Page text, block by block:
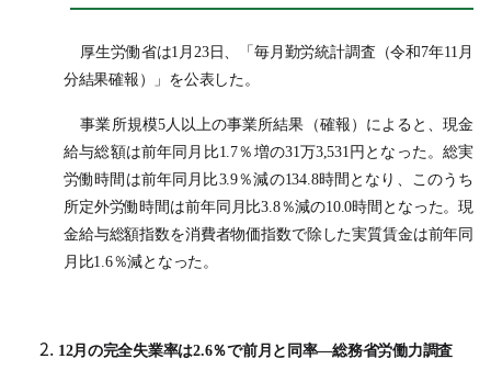
厚生労働省は1月23日、「毎月勤労統計調査（令和7年11月
分結果確報）」を公表した。
事業所規模5人以上の事業所結果（確報）によると、現金
給与総額は前年同月比1.7％増の31万3,531円となった。総実
労働時間は前年同月比3.9％減の134.8時間となり、このうち
所定外労働時間は前年同月比3.8％減の10.0時間となった。現
金給与総額指数を消費者物価指数で除した実質賃金は前年同
月比1.6％減となった。
12月の完全失業率は2.6％で前月と同率―総務省労働力調査